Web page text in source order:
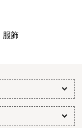
服飾